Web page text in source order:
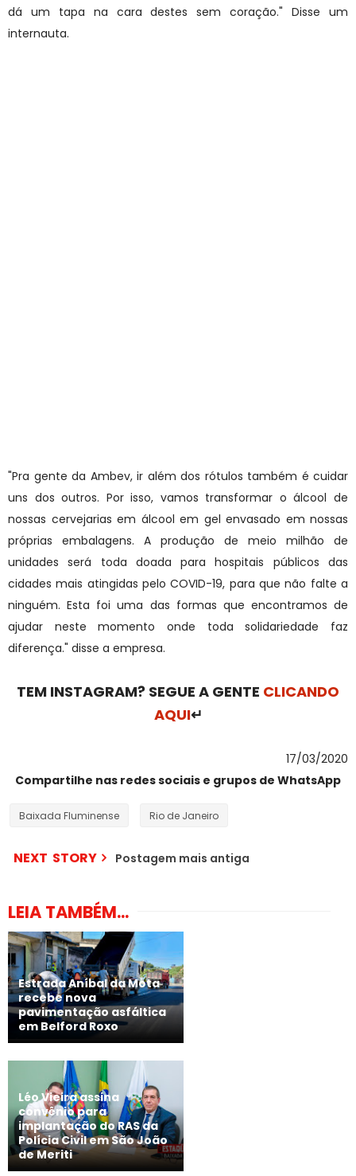
dá um tapa na cara destes sem coração." Disse um
internauta.
"Pra gente da Ambev, ir além dos rótulos também é cuidar
uns dos outros. Por isso, vamos transformar o álcool de
nossas cervejarias em álcool em gel envasado em nossas
próprias embalagens. A produção de meio milhão de
unidades será toda doada para hospitais públicos das
cidades mais atingidas pelo COVID-19, para que não falte a
ninguém. Esta foi uma das formas que encontramos de
ajudar neste momento onde toda solidariedade faz
diferença." disse a empresa.
TEM INSTAGRAM? SEGUE A GENTE CLICANDO
AQUI↵
17/03/2020
Compartilhe nas redes sociais e grupos de WhatsApp
Baixada Fluminense Rio de Janeiro
NEXT STORY Postagem mais antiga
LEIA TAMBÉM...
Estrada Aníbal da Mota
recebe nova
pavimentação asfáltica
em Belford Roxo
Léo Vieira assina
convênio para
implantação do RAS da
Polícia Civil em São João
de Meriti